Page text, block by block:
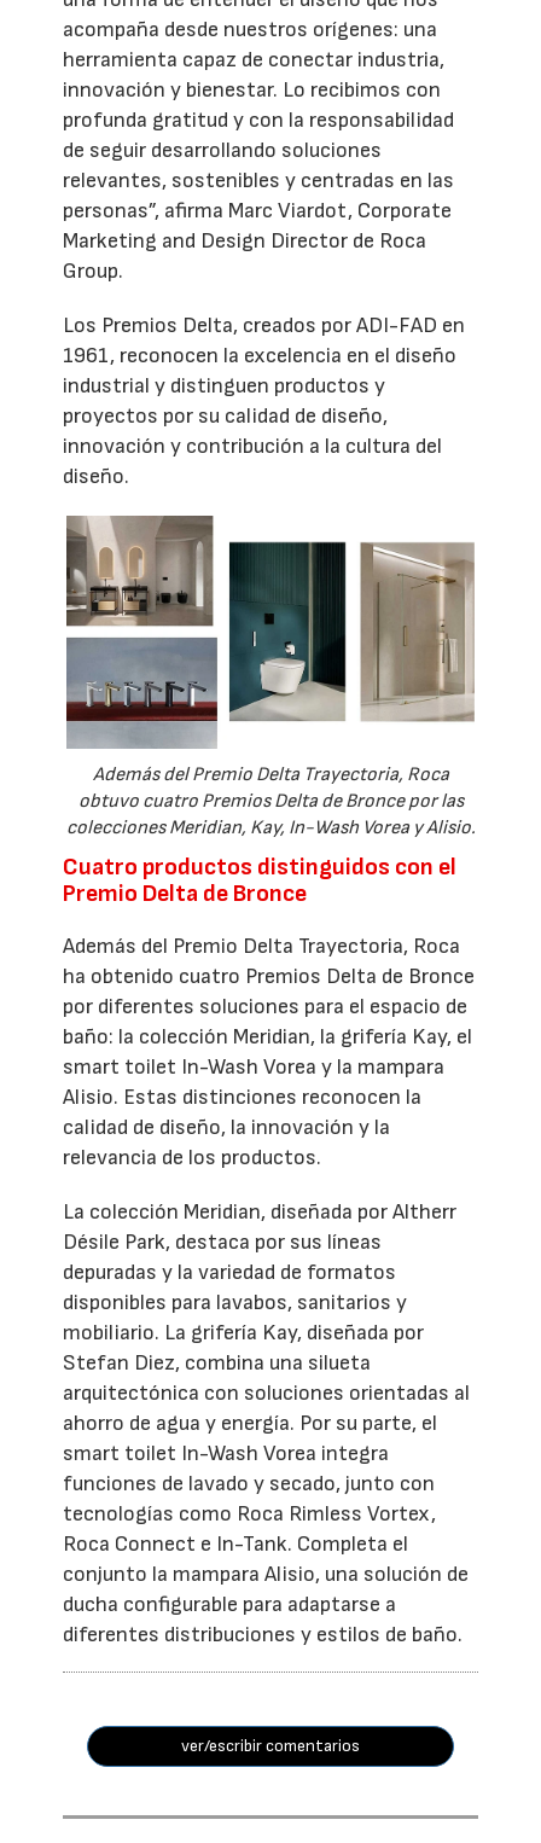
acompaña desde nuestros orígenes: una
herramienta capaz de conectar industria,
innovación y bienestar. Lo recibimos con
profunda gratitud y con la responsabilidad
de seguir desarrollando soluciones
relevantes, sostenibles y centradas en las
personas”, afirma Marc Viardot, Corporate
Marketing and Design Director de Roca
Group.
Los Premios Delta, creados por ADI-FAD en
1961, reconocen la excelencia en el diseño
industrial y distinguen productos y
proyectos por su calidad de diseño,
innovación y contribución a la cultura del
diseño.
Además del Premio Delta Trayectoria, Roca
obtuvo cuatro Premios Delta de Bronce por las
colecciones Meridian, Kay, In-Wash Vorea y Alisio.
Cuatro productos distinguidos con el
Premio Delta de Bronce
Además del Premio Delta Trayectoria, Roca
ha obtenido cuatro Premios Delta de Bronce
por diferentes soluciones para el espacio de
baño: la colección Meridian, la grifería Kay, el
smart toilet In-Wash Vorea y la mampara
Alisio. Estas distinciones reconocen la
calidad de diseño, la innovación y la
relevancia de los productos.
La colección Meridian, diseñada por Altherr
Désile Park, destaca por sus líneas
depuradas y la variedad de formatos
disponibles para lavabos, sanitarios y
mobiliario. La grifería Kay, diseñada por
Stefan Diez, combina una silueta
arquitectónica con soluciones orientadas al
ahorro de agua y energía. Por su parte, el
smart toilet In-Wash Vorea integra
funciones de lavado y secado, junto con
tecnologías como Roca Rimless Vortex,
Roca Connect e In-Tank. Completa el
conjunto la mampara Alisio, una solución de
ducha configurable para adaptarse a
diferentes distribuciones y estilos de baño.
ver/escribir comentarios